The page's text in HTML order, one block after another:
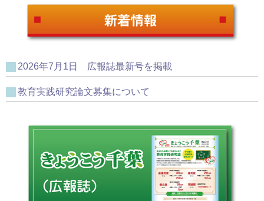
2026年7月1日 広報誌最新号を掲載
教育実践研究論文募集について